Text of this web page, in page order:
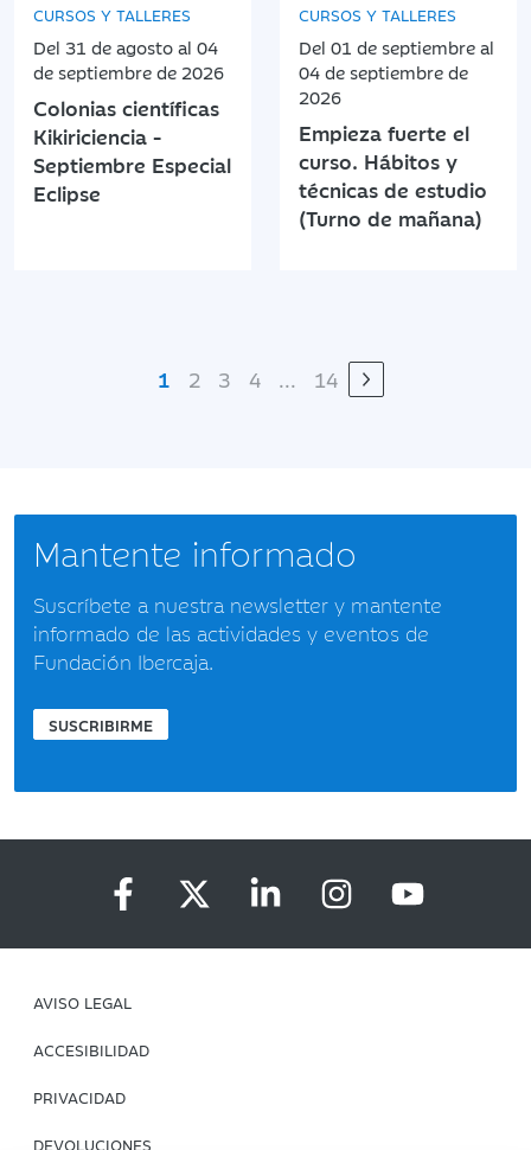
CURSOS Y TALLERES
Del 31 de agosto al 04
de septiembre de 2026
Colonias científicas
Kikiriciencia -
Septiembre Especial
Eclipse
CURSOS Y TALLERES
Del 01 de septiembre al
04 de septiembre de
2026
Empieza fuerte el
curso. Hábitos y
técnicas de estudio
(Turno de mañana)
1 2 3 4 ... 14
Mantente informado
Suscríbete a nuestra newsletter y mantente
informado de las actividades y eventos de
Fundación Ibercaja.
SUSCRIBIRME
AVISO LEGAL
ACCESIBILIDAD
PRIVACIDAD
DEVOLUCIONES